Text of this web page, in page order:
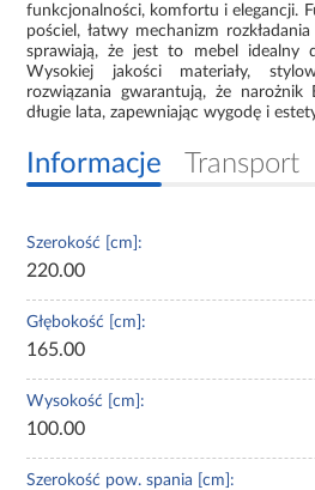
funkcjonalności, komfortu i elegancji.
pościel, łatwy mechanizm
sprawiają, że jest to mebel idealny
Wysokiej jakości materiały,
rozwiązania gwarantują, że narożnik
długie lata, zapewniając wygodę i
Informacje Transport
Szerokość [cm]:
220.00
Głębokość [cm]:
165.00
Wysokość [cm]:
100.00
Szerokość pow. spania [cm]: